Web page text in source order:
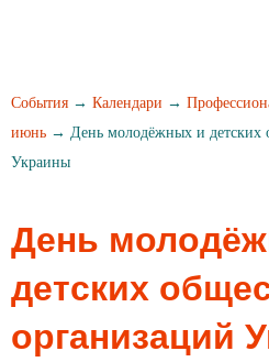
События → Календари →
июнь → День молодёжных и детских
Украины
День
детских
организаций